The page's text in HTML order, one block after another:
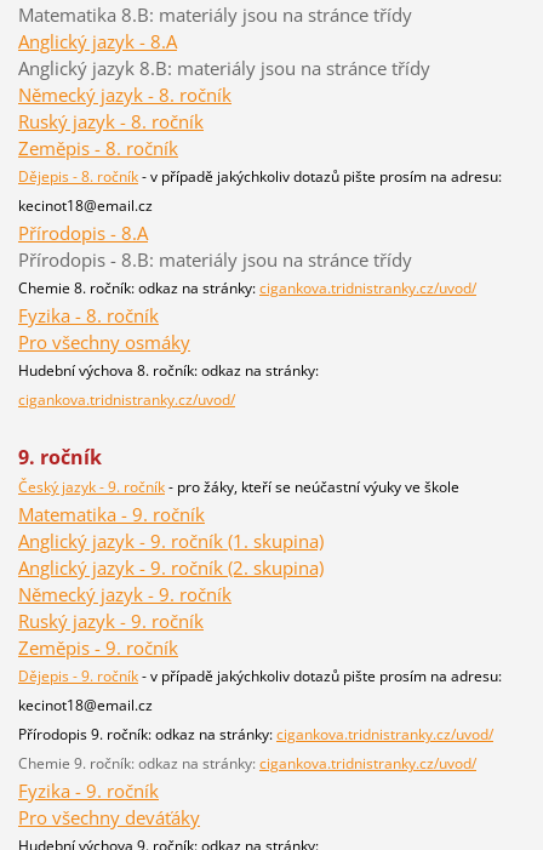
Matematika 8.B: materiály jsou na stránce třídy
Anglický jazyk - 8.A
Anglický jazyk 8.B: materiály jsou na stránce třídy
Německý jazyk - 8. ročník
Ruský jazyk - 8. ročník
Zeměpis - 8. ročník
Dějepis - 8. ročník- v případě jakýchkoliv dotazů pište prosím na adresu:
kecinot18@email.cz
Přírodopis - 8.A
Přírodopis - 8.B: materiály jsou na stránce třídy
Chemie 8. ročník: odkaz na stránky:cigankova.tridnistranky.cz/uvod/
Fyzika - 8. ročník
Pro všechny osmáky
Hudební výchova 8. ročník: odkaz na stránky:
cigankova.tridnistranky.cz/uvod/
9. ročník
Český jazyk - 9. ročník- pro žáky, kteří se neúčastní výuky ve škole
Matematika - 9. ročník
Anglický jazyk - 9. ročník (1. skupina)
Anglický jazyk - 9. ročník (2. skupina)
Německý jazyk - 9. ročník
Ruský jazyk - 9. ročník
Zeměpis - 9. ročník
Dějepis - 9. ročník- v případě jakýchkoliv dotazů pište prosím na adresu:
kecinot18@email.cz
Přírodopis 9. ročník: odkaz na stránky:cigankova.tridnistranky.cz/uvod/
Chemie 9. ročník: odkaz na stránky: cigankova.tridnistranky.cz/uvod/
Fyzika - 9. ročník
Pro všechny deváťáky